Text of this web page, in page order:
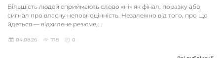
Більшість людей сприймають слово «ні» як фінал, поразку або
сигнал про власну неповноцінність. Незалежно від того, про що
йдеться — відхилене резюме,...
04.08.26 718 0